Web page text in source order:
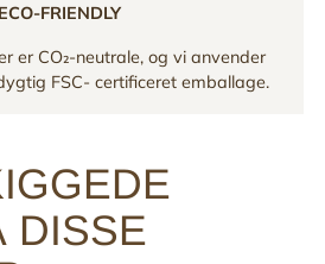
ECO-FRIENDLY
er CO₂-neutrale, og vi anvender
FSC- certificeret emballage.
DISSE